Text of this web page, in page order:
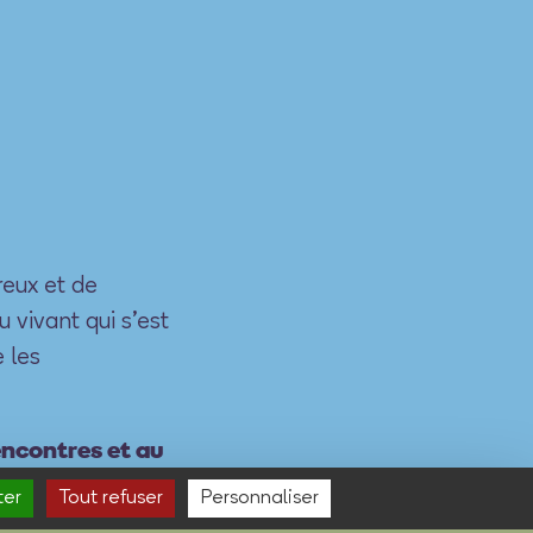
Tout refuser Personnaliser
et de
vivant qui s’est
les
et au
invite à venir
montagne.